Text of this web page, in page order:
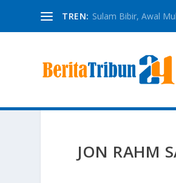
TREN: Sulam Bibir, Awal
JON RAHM